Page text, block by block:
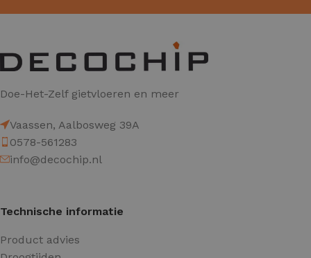
Doe-Het-Zelf gietvloeren en meer
Vaassen, Aalbosweg 39A
0578-561283
info@decochip.nl
Technische informatie
Product advies